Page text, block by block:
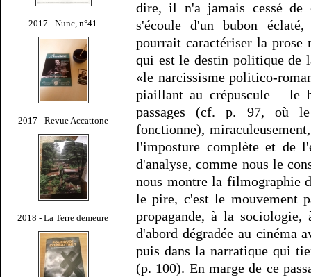
2017 - Nunc, n°41
2017 - Revue Accattone
2018 - La Terre demeure
dire, il n'a jamais cessé
s'écoule d'un bubon
pourrait caractériser la
qui est le destin politique de
«le narcissisme politico-
piaillant au crépuscule – le
passages (cf. p. 97, où
fonctionne),
l'imposture complète et de
d'analyse, comme nous le
nous montre la filmographie
le pire, c'est le mouvement
propagande, à la
d'abord dégradée au cinéma
puis dans la narratique qui
(p. 100). En marge de ce